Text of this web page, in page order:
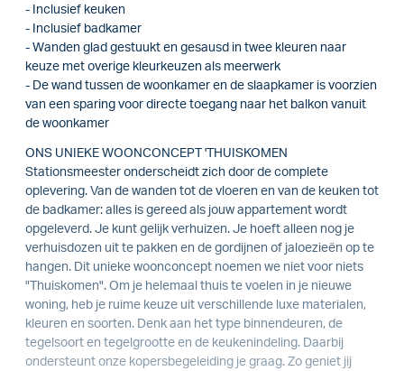
- Inclusief keuken
- Inclusief badkamer
- Wanden glad gestuukt en gesausd in twee kleuren naar
keuze met overige kleurkeuzen als meerwerk
- De wand tussen de woonkamer en de slaapkamer is voorzien
van een sparing voor directe toegang naar het balkon vanuit
de woonkamer
ONS UNIEKE WOONCONCEPT 'THUISKOMEN
Stationsmeester onderscheidt zich door de complete
oplevering. Van de wanden tot de vloeren en van de keuken tot
de badkamer: alles is gereed als jouw appartement wordt
opgeleverd. Je kunt gelijk verhuizen. Je hoeft alleen nog je
verhuisdozen uit te pakken en de gordijnen of jaloezieën op te
hangen. Dit unieke woonconcept noemen we niet voor niets
"Thuiskomen". Om je helemaal thuis te voelen in je nieuwe
woning, heb je ruime keuze uit verschillende luxe materialen,
kleuren en soorten. Denk aan het type binnendeuren, de
tegelsoort en tegelgrootte en de keukenindeling. Daarbij
ondersteunt onze kopersbegeleiding je graag. Zo geniet jij